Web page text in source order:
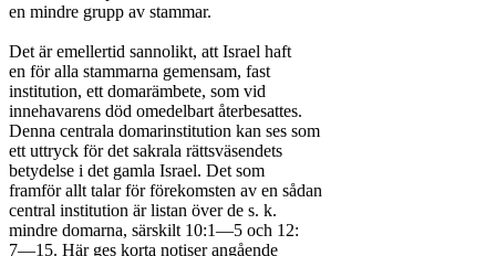
en mindre grupp av stammar.
Det är emellertid sannolikt, att Israel haft
en för alla stammarna gemensam, fast
institution, ett domarämbete, som vid
innehavarens död omedelbart återbesattes.
Denna centrala domarinstitution kan ses som
ett uttryck för det sakrala rättsväsendets
betydelse i det gamla Israel. Det som
framför allt talar för förekomsten av en sådan
central institution är listan över de s. k.
mindre domarna, särskilt 10:1—5 och 12:
7—15. Här ges korta notiser angående